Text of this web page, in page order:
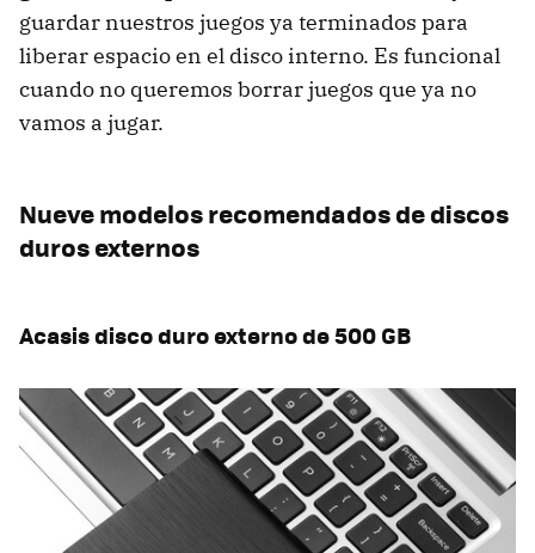
guardar nuestros juegos ya terminados para
liberar espacio en el disco interno. Es funcional
cuando no queremos borrar juegos que ya no
vamos a jugar.
Nueve modelos recomendados de discos
duros externos
Acasis disco duro externo de 500 GB